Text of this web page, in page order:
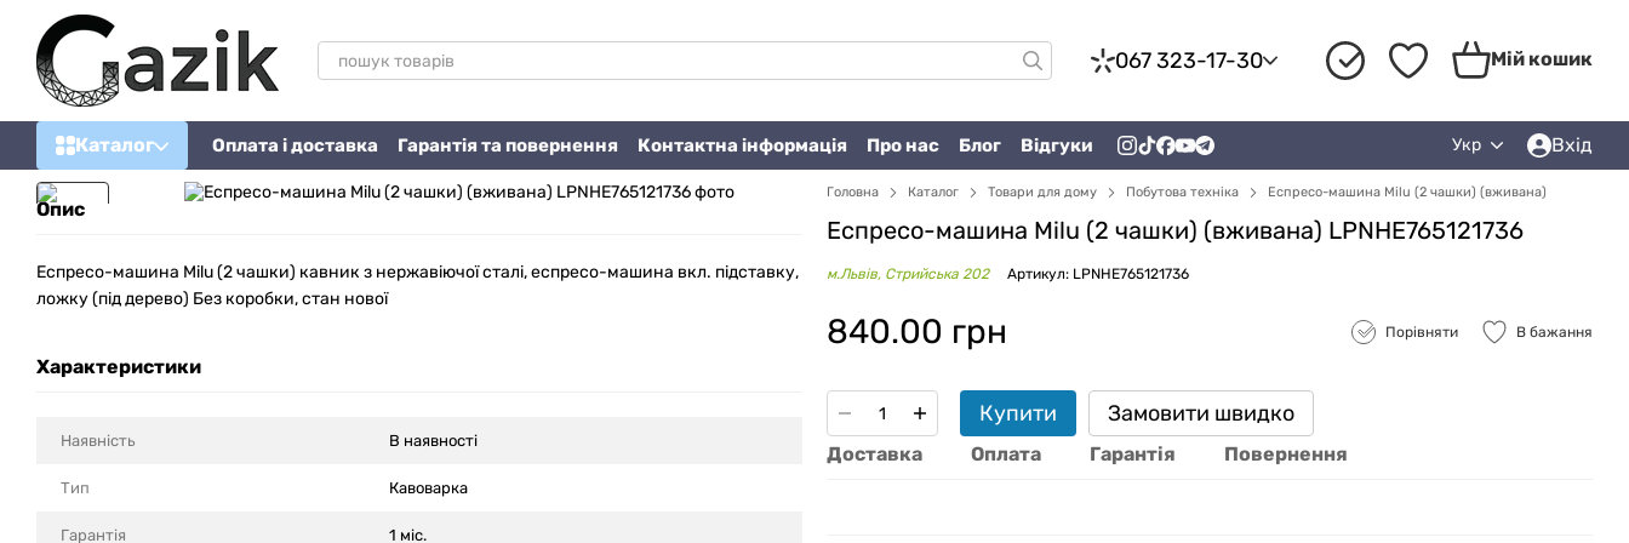
Перейти до основного контенту
067 323-17-30 Мій кошик
Каталог Оплата і доставка Гарантія та повернення Контактна інформація Про нас Блог Відгуки Укр Вхід
Опис
Еспресо-машина Milu (2 чашки) кавник з нержавіючої сталі, еспресо-машина вкл. підставку,
ложку (під дерево) Без коробки, стан нової
Характеристики
Наявність В наявності
Тип Кавоварка
Гарантія 1 міс.
Головна Каталог Товари для дому Побутова техніка Еспресо-машина Milu (2 чашки) (вживана)
Еспресо-машина Milu (2 чашки) (вживана) LPNHE765121736
м.Львів, Стрийська 202 Артикул: LPNHE765121736
840.00 грн Порівняти В бажання
Купити Замовити швидко
Доставка Оплата Гарантія Повернення